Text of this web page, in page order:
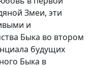
Змеи, эти
и
Быка во втором
будущих
Быка в